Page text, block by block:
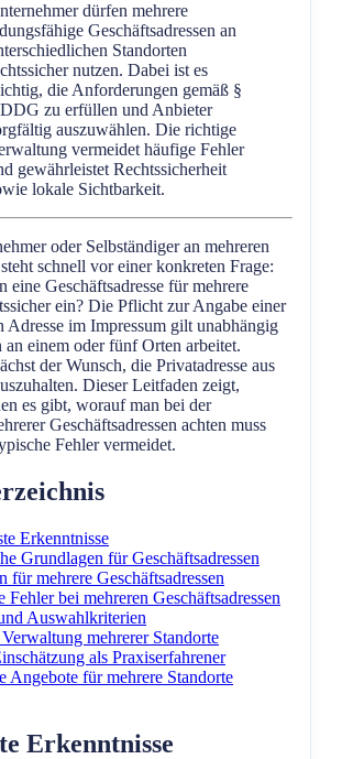
dürfen mehrere
Geschäftsadressen an
Standorten
nutzen. Dabei ist es
die Anforderungen gemäß §
zu erfüllen und Anbieter
auszuwählen. Die richtige
vermeidet häufige Fehler
gewährleistet Rechtssicherheit
lokale Sichtbarkeit.
oder Selbständiger an mehreren
schnell vor einer konkreten Frage:
eine Geschäftsadresse für mehrere
ein? Die Pflicht zur Angabe einer
Adresse im Impressum gilt unabhängig
an einem oder fünf Orten arbeitet.
der Wunsch, die Privatadresse aus
Dieser Leitfaden zeigt,
es gibt, worauf man bei der
Geschäftsadressen achten muss
Fehler vermeidet.
Erkenntnisse
Grundlagen für Geschäftsadressen
für mehrere Geschäftsadressen
Fehler bei mehreren Geschäftsadressen
Auswahlkriterien
mehrerer Standorte
als Praxiserfahrener
Angebote für mehrere Standorte
Erkenntnisse